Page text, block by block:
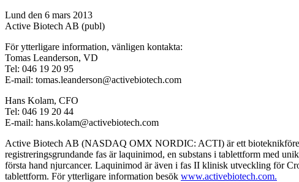
Lund den 6 mars 2013
Active Biotech AB (publ)
För ytterligare information, vänligen kontakta:
Tomas Leanderson, VD
Tel: 046 19 20 95
E-mail: tomas.leanderson@activebiotech.com
Hans Kolam, CFO
Tel: 046 19 20 44
E-mail: hans.kolam@activebiotech.com
Active Biotech AB (NASDAQ OMX NORDIC: ACTI) är ett
registreringsgrundande fas är laquinimod, en substans i tablettform med
första hand njurcancer. Laquinimod är även i fas II klinisk utveckling för
tablettform. För ytterligare information besök www.activebiotech.com.